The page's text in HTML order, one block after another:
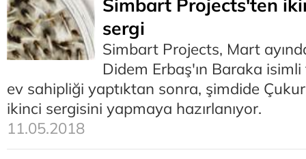
Simbart Projects'ten
sergi
Simbart Projects, Mart
Didem Erbaş'ın Baraka
ev sahipliği yaptıktan sonra, şimdide
ikinci sergisini yapmaya hazırlanıyor.
11.05.2018